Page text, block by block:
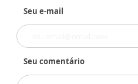
Seu e-mail
Seu comentário